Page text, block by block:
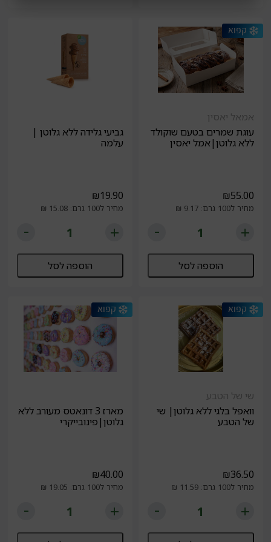
אמאל יאסין
עוגת שמרים בטעם שוקולד
ללא גלוטן|אמל יאסין
₪55.00
מחיר ל100 גרם: 9.17 ₪
הוספה לסל
גביעי גלידה ללא גלוטן |
עלמה
₪19.90
מחיר ל100 גרם: 15.08 ₪
הוספה לסל
שי של הטבע
וואפל בלגי ללא גלוטן| שי
של הטבע
₪36.50
מחיר ל100 גרם: 11.59 ₪
מארז 3 דונאטס מעורב ללא
גלוטן|פינובייקרי
₪40.00
מחיר ל100 גרם: 19.05 ₪